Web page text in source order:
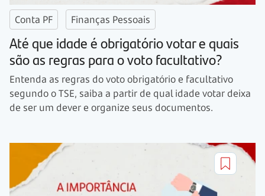
Conta PF Finanças Pessoais
Até que idade é obrigatório votar e quais
são as regras para o voto facultativo?
Entenda as regras do voto obrigatório e facultativo
segundo o TSE, saiba a partir de qual idade votar deixa
de ser um dever e organize seus documentos.